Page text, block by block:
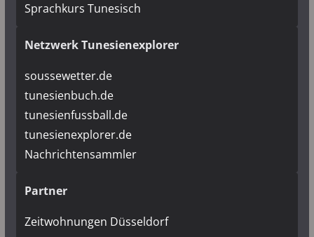
Sprachkurs Tunesisch
Netzwerk Tunesienexplorer
soussewetter.de
tunesienbuch.de
tunesienfussball.de
tunesienexplorer.de
Nachrichtensammler
Partner
Zeitwohnungen Düsseldorf